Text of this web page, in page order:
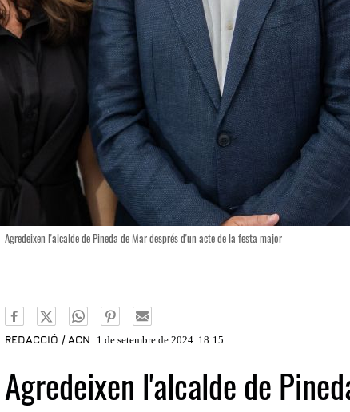
Agredeixen l'alcalde de Pineda de Mar després d'un acte de la festa major
REDACCIÓ / ACN 1 de setembre de 2024. 18:15
Agredeixen l'alcalde de